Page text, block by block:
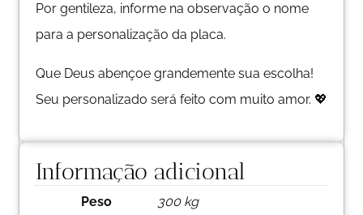
Por gentileza, informe na observação o nome
para a personalização da placa.
Que Deus abençoe grandemente sua escolha!
Seu personalizado será feito com muito amor. 💖
Informação adicional
Peso 300 kg